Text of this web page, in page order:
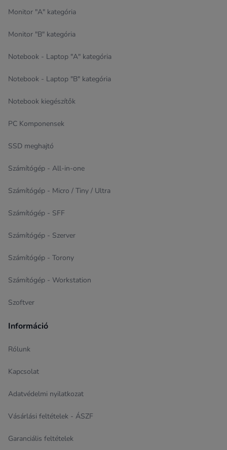
Monitor "A" kategória
Monitor "B" kategória
Notebook - Laptop "A" kategória
Notebook - Laptop "B" kategória
Notebook kiegészítők
PC Komponensek
SSD meghajtó
Számítógép - All-in-one
Számítógép - Micro / Tiny / Ultra
Számítógép - SFF
Számítógép - Szerver
Számítógép - Torony
Számítógép - Workstation
Szoftver
Információ
Rólunk
Kapcsolat
Adatvédelmi nyilatkozat
Vásárlási feltételek - ÁSZF
Garanciális feltételek